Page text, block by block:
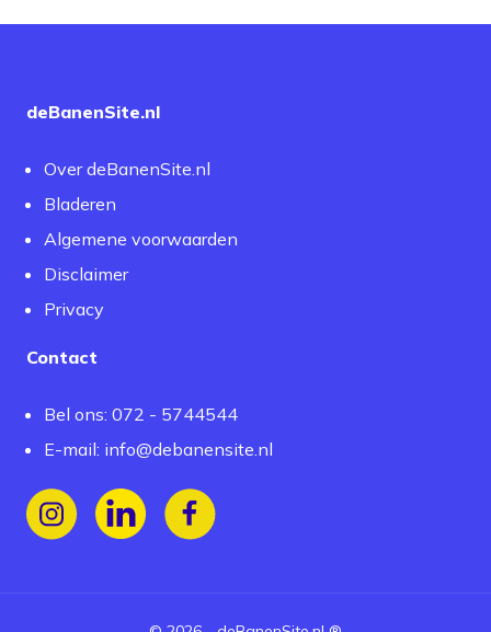
deBanenSite.nl
Over deBanenSite.nl
Bladeren
Algemene voorwaarden
Disclaimer
Privacy
Contact
Bel ons: 072 - 5744544
E-mail: info@debanensite.nl